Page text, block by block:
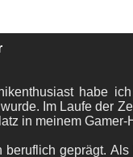
habe
Im Laufe der
in meinem Gamer-
geprägt.